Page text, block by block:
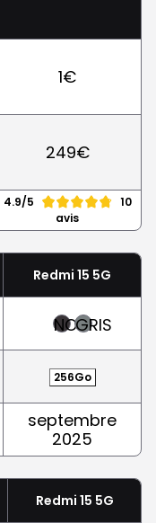
1€
249€
4.9/5
10
avis
Redmi 15 5G
NOIRGRIS
256Go
septembre
2025
Redmi 15 5G